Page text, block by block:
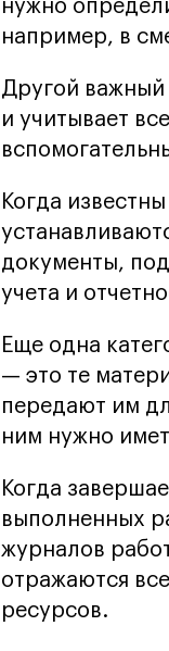
нужно
например, в
Другой важный
и учитывает
Когда
документы,
учета и
Еще одна
— это те
передают им
ним нужно
Когда
выполненных
журналов
отражаются
ресурсов.